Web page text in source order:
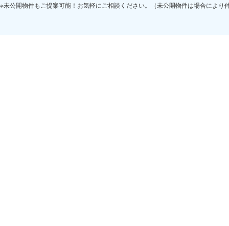
※未公開物件もご提案可能！お気軽にご相談ください。（未公開物件は場合により